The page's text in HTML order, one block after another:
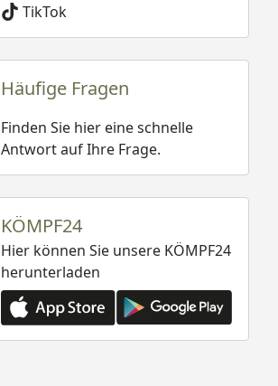
TikTok
Häufige Fragen
Finden Sie hier eine schnelle
Antwort auf Ihre Frage.
KÖMPF24
Hier können Sie unsere KÖMPF24
herunterladen